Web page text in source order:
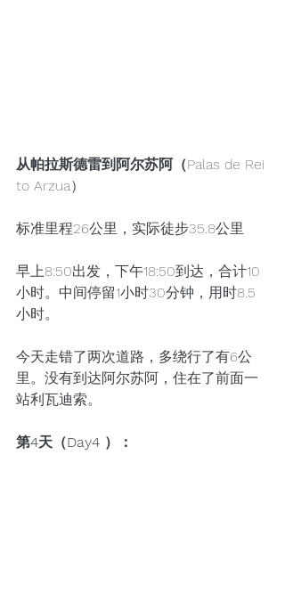
从帕拉斯德雷到阿尔苏阿（Palas de Rei
to Arzua）
标准里程26公里，实际徒步35.8公里
早上8:50出发，下午18:50到达，合计10
小时。中间停留1小时30分钟，用时8.5
小时。
今天走错了两次道路，多绕行了有6公
里。没有到达阿尔苏阿，住在了前面一
站利瓦迪索。
第4天（Day4 ）：